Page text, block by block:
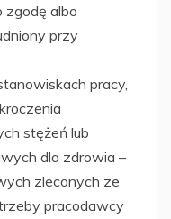
zgodę albo
przy
pracy,
stężeń lub
dla zdrowia –
zleconych ze
pracodawcy